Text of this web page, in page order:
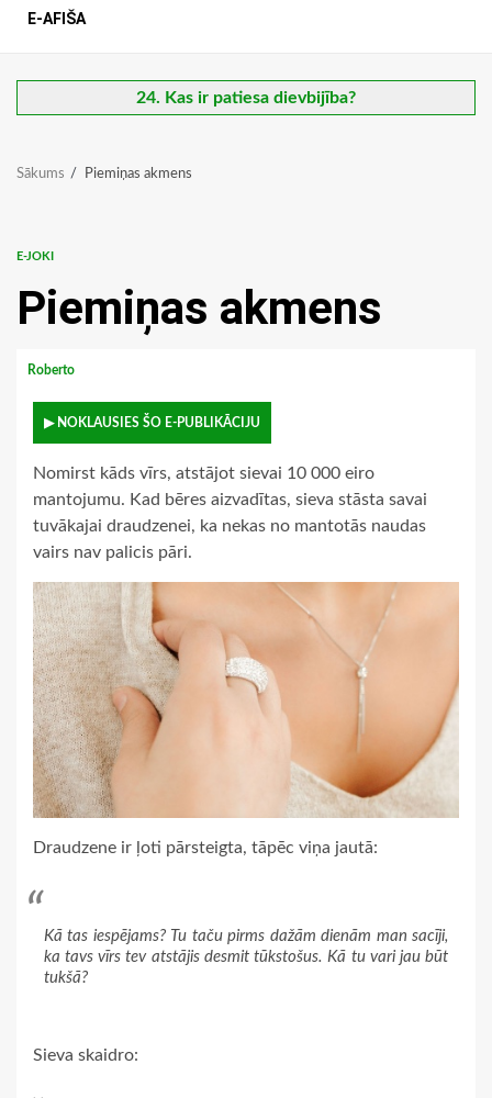
E-AFIŠA
24. Kas ir patiesa dievbijība?
Sākums Piemiņas akmens
E-JOKI
Piemiņas akmens
Roberto
▶ NOKLAUSIES ŠO E-PUBLIKĀCIJU
Nomirst kāds vīrs, atstājot sievai 10 000 eiro
mantojumu. Kad bēres aizvadītas, sieva stāsta savai
tuvākajai draudzenei, ka nekas no mantotās naudas
vairs nav palicis pāri.
Draudzene ir ļoti pārsteigta, tāpēc viņa jautā:
Kā tas iespējams? Tu taču pirms dažām dienām man sacīji,
ka tavs vīrs tev atstājis desmit tūkstošus. Kā tu vari jau būt
tukšā?
Sieva skaidro: